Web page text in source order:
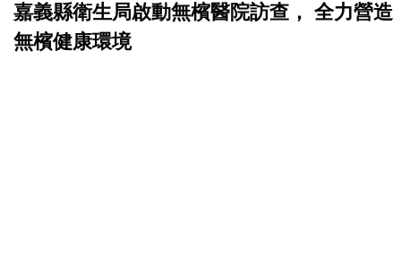
嘉義縣衛生局啟動無檳醫院訪查， 全力營造
無檳健康環境